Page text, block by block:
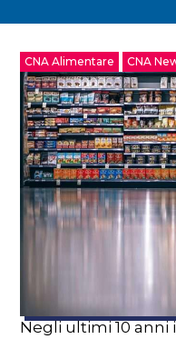
CNA Alimentare CNA
Negli ultimi 10